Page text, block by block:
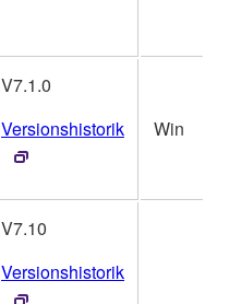
V7.1.0
Versionshistorik
Win
V7.10
Versionshistorik